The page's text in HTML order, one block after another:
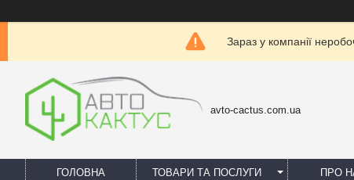
Зараз у компанії
avto-cactus.com.ua
ГОЛОВНА ТОВАРИ ТА ПОСЛУГИ ПРО